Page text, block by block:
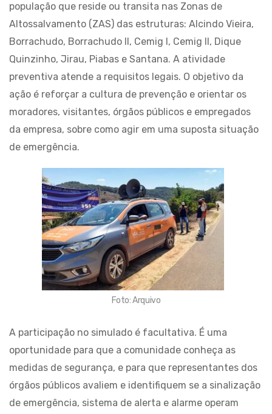
população que reside ou transita nas Zonas de
Altossalvamento (ZAS) das estruturas: Alcindo Vieira,
Borrachudo, Borrachudo II, Cemig I, Cemig II, Dique
Quinzinho, Jirau, Piabas e Santana. A atividade
preventiva atende a requisitos legais. O objetivo da
ação é reforçar a cultura de prevenção e orientar os
moradores, visitantes, órgãos públicos e empregados
da empresa, sobre como agir em uma suposta situação
de emergência.
Foto: Arquivo
A participação no simulado é facultativa. É uma
oportunidade para que a comunidade conheça as
medidas de segurança, e para que representantes dos
órgãos públicos avaliem e identifiquem se a sinalização
de emergência, sistema de alerta e alarme operam